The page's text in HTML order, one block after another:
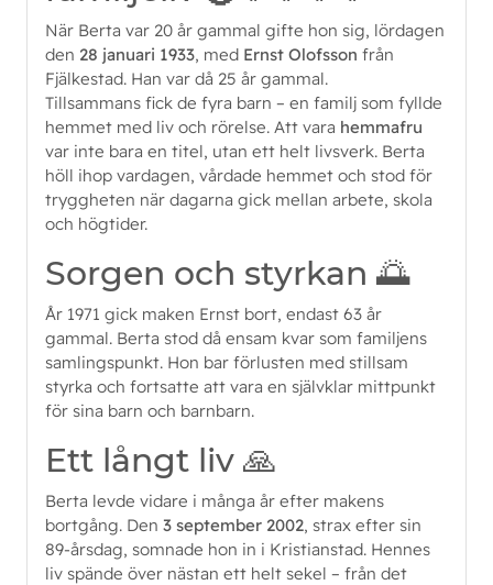
När Berta var 20 år gammal gifte hon sig, lördagen
den 28 januari 1933, med Ernst Olofsson från
Fjälkestad. Han var då 25 år gammal.
Tillsammans fick de fyra barn – en familj som fyllde
hemmet med liv och rörelse. Att vara hemmafru
var inte bara en titel, utan ett helt livsverk. Berta
höll ihop vardagen, vårdade hemmet och stod för
tryggheten när dagarna gick mellan arbete, skola
och högtider.
Sorgen och styrkan 🌅
År 1971 gick maken Ernst bort, endast 63 år
gammal. Berta stod då ensam kvar som familjens
samlingspunkt. Hon bar förlusten med stillsam
styrka och fortsatte att vara en självklar mittpunkt
för sina barn och barnbarn.
Ett långt liv 🙏
Berta levde vidare i många år efter makens
bortgång. Den 3 september 2002, strax efter sin
89-årsdag, somnade hon in i Kristianstad. Hennes
liv spände över nästan ett helt sekel – från det